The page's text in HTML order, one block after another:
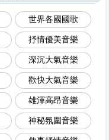
世界各國國歌
抒情優美音樂
深沉大氣音樂
歡快大氣音樂
雄渾高昂音樂
神秘氛圍音樂